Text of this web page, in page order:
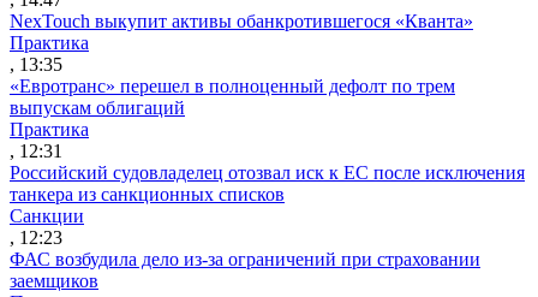
NexTouch выкупит активы обанкротившегося «Кванта»
Практика
, 13:35
«Евротранс» перешел в полноценный дефолт по трем
выпускам облигаций
Практика
, 12:31
Российский судовладелец отозвал иск к ЕС после исключения
танкера из санкционных списков
Санкции
, 12:23
ФАС возбудила дело из-за ограничений при страховании
заемщиков